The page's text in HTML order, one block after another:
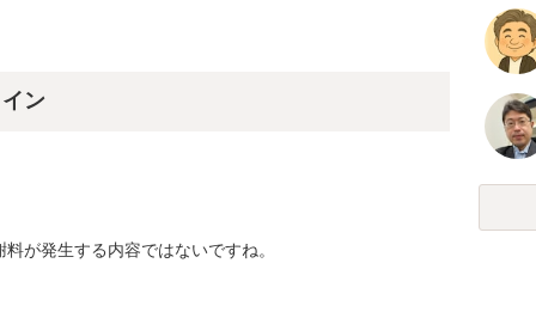
ン
が発生する内容ではないですね。